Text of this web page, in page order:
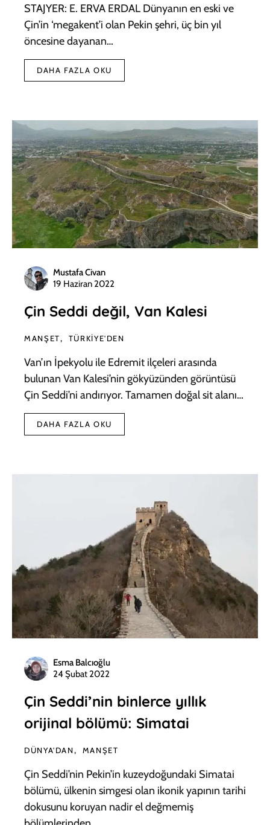
STAJYER: E. ERVA ERDAL Dünyanın en eski ve
Çin’in ‘megakent’i olan Pekin şehri, üç bin yıl
öncesine dayanan…
DAHA FAZLA OKU
Mustafa Civan
19 Haziran 2022
Çin Seddi değil, Van Kalesi
MANŞET TÜRKIYE'DEN
Van’ın İpekyolu ile Edremit ilçeleri arasında
bulunan Van Kalesi’nin gökyüzünden görüntüsü
Çin Seddi’ni andırıyor. Tamamen doğal sit alanı…
DAHA FAZLA OKU
Esma Balcıoğlu
24 Şubat 2022
Çin Seddi’nin binlerce yıllık
orijinal bölümü: Simatai
DÜNYA'DAN MANŞET
Çin Seddi’nin Pekin’in kuzeydoğundaki Simatai
bölümü, ülkenin simgesi olan ikonik yapının tarihi
dokusunu koruyan nadir el değmemiş